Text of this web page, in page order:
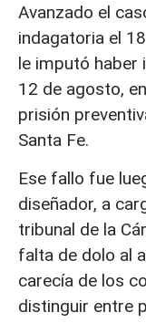
Avanzado el
indagatoria el
le imputó haber
12 de agosto,
prisión
Santa Fe.
Ese fallo fue
diseñador, a
tribunal de la
falta de dolo al
carecía de los
distinguir entre